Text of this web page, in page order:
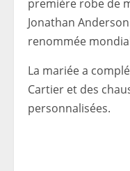
première robe de
Jonathan
renommée
La mariée a
Cartier et des
personnalisées.